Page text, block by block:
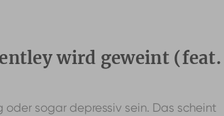
wird geweint (feat.
oder sogar depressiv sein. Das scheint